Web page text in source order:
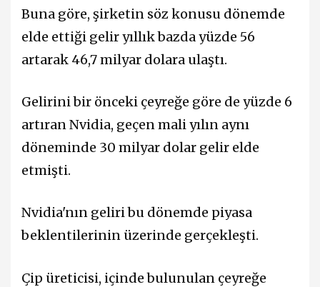
Buna göre, şirketin söz konusu dönemde
elde ettiği gelir yıllık bazda yüzde 56
artarak 46,7 milyar dolara ulaştı.
Gelirini bir önceki çeyreğe göre de yüzde 6
artıran Nvidia, geçen mali yılın aynı
döneminde 30 milyar dolar gelir elde
etmişti.
Nvidia'nın geliri bu dönemde piyasa
beklentilerinin üzerinde gerçekleşti.
Çip üreticisi, içinde bulunulan çeyreğe